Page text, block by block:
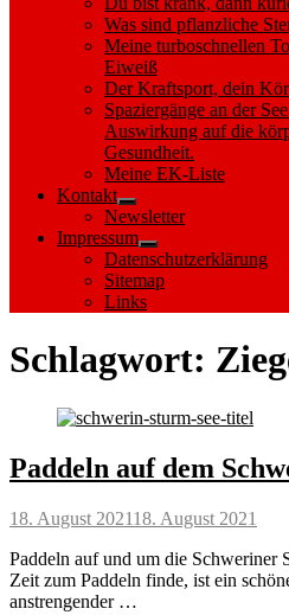
Was sind pflanzliche
Meine turboschnellen
Eiweiß
Der Kraftsport, dein
Spaziergänge an der
Auswirkung auf die
Gesundheit.
Meine EK-Liste
Kontakt
Show
sub
menu
Newsletter
Impressum
Show
sub
menu
Datenschutzerklärung
Sitemap
Links
Schlagwort:
Paddeln auf dem
Posted
18. August 202118. August 2021
Paddeln auf und um die Schweriner
Zeit zum Paddeln finde, ist ein
anstrengender …